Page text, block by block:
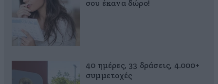
σου έκανα δώρο!
40 ημέρες, 33 δράσεις, 4.000+
συμμετοχές